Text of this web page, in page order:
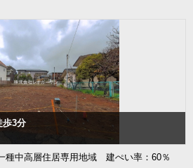
歩3分
種中高層住居専用地域 建ぺい率：60％